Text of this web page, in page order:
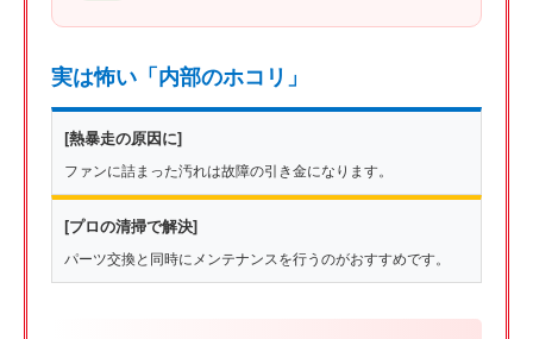
実は怖い「内部のホコリ」
[熱暴走の原因に]
ファンに詰まった汚れは故障の引き金になります。
[プロの清掃で解決]
パーツ交換と同時にメンテナンスを行うのがおすすめです。